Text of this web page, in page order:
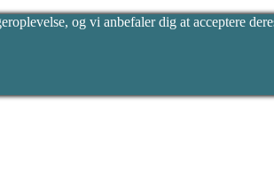
og vi anbefaler dig at acceptere